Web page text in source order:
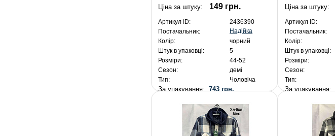
Ціна за штуку: 149 грн.
Артикул ID:
2436390
Постачальник:
Надійка
Колір:
чорний
Штук в упаковці:
5
Розміри:
44-52
Сезон:
демі
Тип:
Чоловіча
За упакування:743 грн.
Ціна за штуку:
Артикул ID:
Постачальник:
Колір:
Штук в упаковці:
Розміри:
Сезон:
Тип:
За упакування: